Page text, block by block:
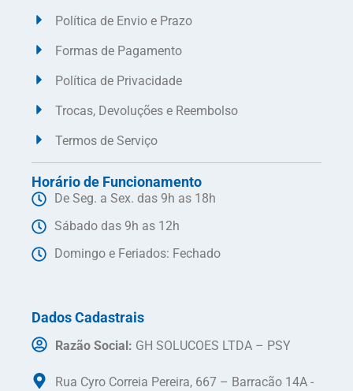
Política de Envio e Prazo
Formas de Pagamento
Política de Privacidade
Trocas, Devoluções e Reembolso
Termos de Serviço
Horário de Funcionamento
De Seg. a Sex. das 9h as 18h
Sábado das 9h as 12h
Domingo e Feriados: Fechado
Dados Cadastrais
Razão Social: GH SOLUCOES LTDA – PSY
Rua Cyro Correia Pereira, 667 – Barracão 14A -